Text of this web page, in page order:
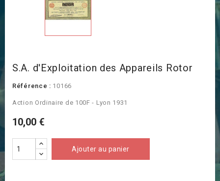
S.A. d'Exploitation des Appareils Rotor
Référence : 10166
Action Ordinaire de 100F - Lyon 1931
10,00 €
Ajouter au panier